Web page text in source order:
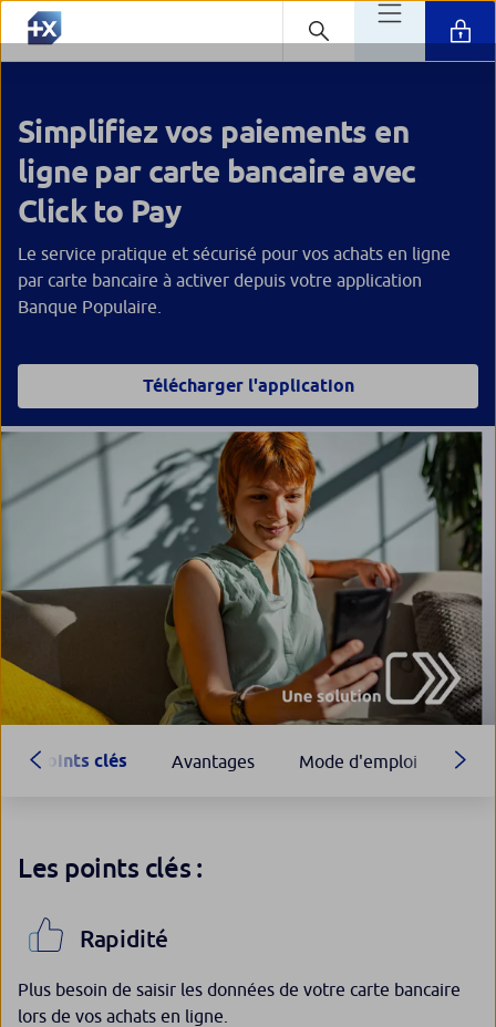
Simplifiez vos paiements en
ligne par carte bancaire avec
Click to Pay
Le service pratique et sécurisé pour vos achats en ligne
par carte bancaire à activer depuis votre application
Banque Populaire.
Télécharger l'application
Points clés Avantages Mode d'emploi
Les points clés :
Rapidité
Plus besoin de saisir les données de votre carte bancaire
lors de vos achats en ligne.